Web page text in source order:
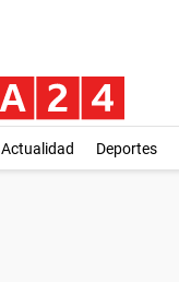
Actualidad Deportes